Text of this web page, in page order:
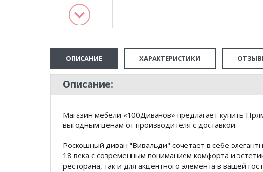
ОПИСАНИЕ ХАРАКТЕРИСТИКИ
Описание:
Магазин мебели «100Диванов» предлагает купить
выгодным ценам от производителя с доставкой.
Роскошный диван "Вивальди" сочетает в себе
18 века с современным пониманием комфорта и
ресторана, так и для акцентного элемента в вашей